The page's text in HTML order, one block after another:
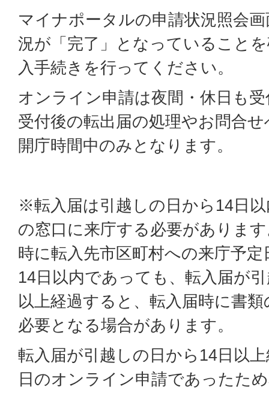
マイナポータルの申請状況照会
況が「完了」となっていること
入手続きを行ってください。
オンライン申請は夜間・休日も
受付後の転出届の処理やお問合
開庁時間中のみとなります。
※転入届は引越しの日から14日
の窓口に来庁する必要がありま
時に転入先市区町村への来庁予
14日以内であっても、転入届が
以上経過すると、転入届時に書
必要となる場合があります。
転入届が引越しの日から14日以
日のオンライン申請であったた